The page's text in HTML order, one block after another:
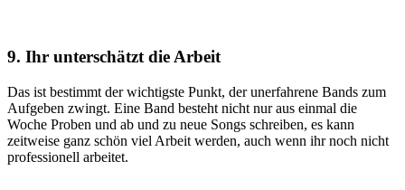
9. Ihr unterschätzt die Arbeit
Das ist bestimmt der wichtigste Punkt, der unerfahrene Bands zum
Aufgeben zwingt. Eine Band besteht nicht nur aus einmal die
Woche Proben und ab und zu neue Songs schreiben, es kann
zeitweise ganz schön viel Arbeit werden, auch wenn ihr noch nicht
professionell arbeitet.